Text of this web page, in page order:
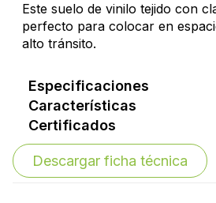
Este suelo de vinilo tejido con
perfecto para colocar en
alto tránsito.
Especificaciones
Características
Certificados
Descargar ficha técnica